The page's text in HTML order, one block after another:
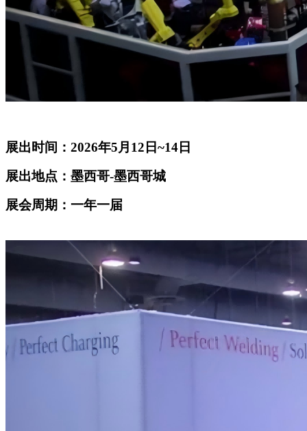
展出时间：2026年5月12日~14日
展出地点：墨西哥-墨西哥城
展会周期：一年一届